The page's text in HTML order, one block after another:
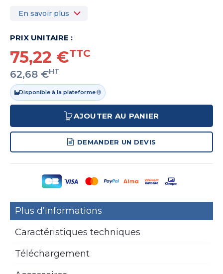
En savoir plus
PRIX UNITAIRE :
75,22 €TTC
62,68 €HT
Disponible à la plateforme
AJOUTER AU PANIER
DEMANDER UN DEVIS
Plus d’informations
Caractéristiques techniques
Téléchargement